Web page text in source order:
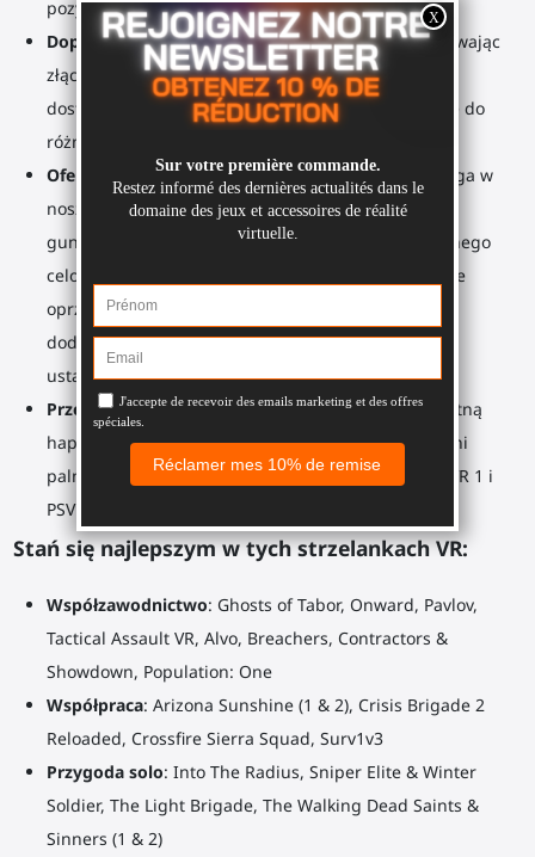
pozycję strzelecką przez dłuższy czas.
Dopasowane do ciebie i twojego stylu gry: Przesuwając
złącze rozszerzenia wzdłuż 20cm rury, możesz
dostosować długość i wysokość, aby dostosować się do
różnych użytkowników i pozycji strzeleckich.
Oferujemy temu temu temu temu: Zanurzenie, ulga w
noszeniu, większe bezpieczeństwo (brak upadku
gunstock), i dodatkowy punkt kontaktu do precyzyjnego
celowania. Przepnij go przez ramię, aby bezpiecznie
oprzeć kolbę na torsie podczas wykonywania
dodatkowych działań. Temblak pomaga również
ustabilizować twoje celowanie.
Przejdź na haptikę: Możesz dodać informację zwrotną
hapticzną, aby poczuć odrzut twojej wirtualnej broni
palnej na ramieniu.Uwaga : Niekompatybilne z PSVR 1 i
PSVR 2.
Stań się najlepszym w tych strzelankach VR:
Współzawodnictwo: Ghosts of Tabor, Onward, Pavlov,
Tactical Assault VR, Alvo, Breachers, Contractors &
Showdown, Population: One
Współpraca: Arizona Sunshine (1 & 2), Crisis Brigade 2
Reloaded, Crossfire Sierra Squad, Surv1v3
Przygoda solo: Into The Radius, Sniper Elite & Winter
Soldier, The Light Brigade, The Walking Dead Saints &
Sinners (1 & 2)